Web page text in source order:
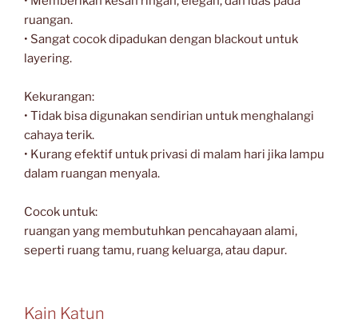
ruangan.
• Sangat cocok dipadukan dengan blackout untuk
layering.
Kekurangan:
• Tidak bisa digunakan sendirian untuk menghalangi
cahaya terik.
• Kurang efektif untuk privasi di malam hari jika lampu
dalam ruangan menyala.
Cocok untuk:
ruangan yang membutuhkan pencahayaan alami,
seperti ruang tamu, ruang keluarga, atau dapur.
Kain Katun